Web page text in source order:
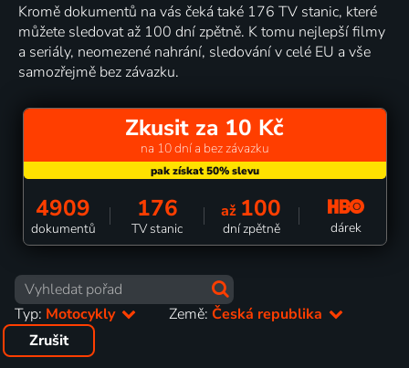
Kromě dokumentů na vás čeká také 176 TV stanic, které
můžete sledovat až 100 dní zpětně. K tomu nejlepší filmy
a seriály, neomezené nahrání, sledování v celé EU a vše
samozřejmě bez závazku.
Zkusit za 10 Kč
na 10 dní a bez závazku
4909
dokumentů
176
TV stanic
až 100
dní zpětně dárek
Typ: Motocykly Země:Česká republika
Zrušit